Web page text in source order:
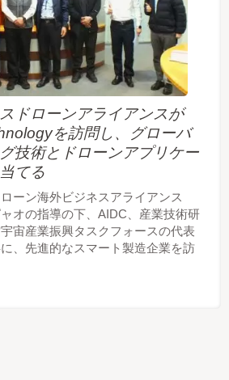
ドローンアライアンスが
を訪問し、グローバ
技術とドローンアプリケー
てる
ーン海外ビジネスアライアンス
オの指導の下、AIDC、産業技術研
宙産業振興タスクフォースの代表
、先進的なスマート製造企業を訪